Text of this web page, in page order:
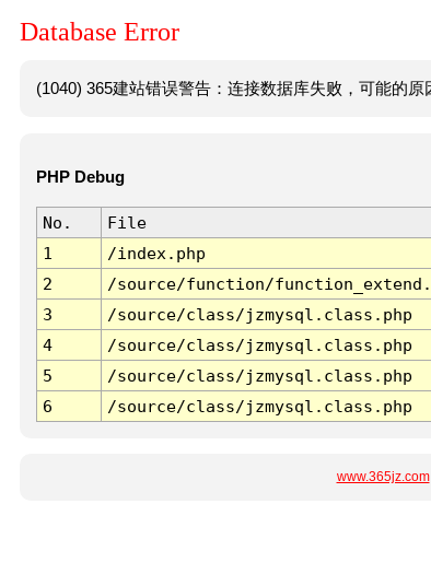
Database Error
(1040) 365建站错误警告：连接数据库失败，可能的
PHP Debug
No. File
1
/index.php
2
/source/function/
3
/source/class/jzmysql.class.php
4
/source/class/jzmysql.class.php
5
/source/class/jzmysql.class.php
6
/source/class/jzmysql.class.php
www.365jz.com